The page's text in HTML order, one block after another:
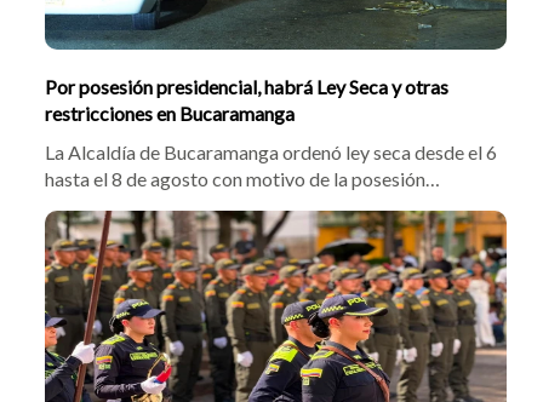
Por posesión presidencial, habrá Ley Seca y otras
restricciones en Bucaramanga
La Alcaldía de Bucaramanga ordenó ley seca desde el 6
hasta el 8 de agosto con motivo de la posesión
presidencial. La norma restringió el transporte de
escombros, mudanzas y cilindros de gas, prohibiendo
además el uso de drones cerca de sedes
gubernamentales.